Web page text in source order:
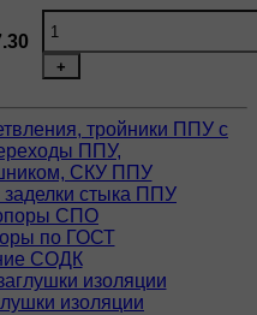
+
тройники ППУ с
ППУ,
СКУ ППУ
стыка ППУ
СПО
по ГОСТ
СОДК
изоляции
изоляции